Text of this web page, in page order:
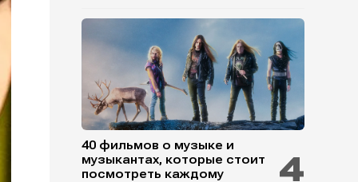
40 фильмов о музыке и
музыкантах, которые стоит
посмотреть каждому